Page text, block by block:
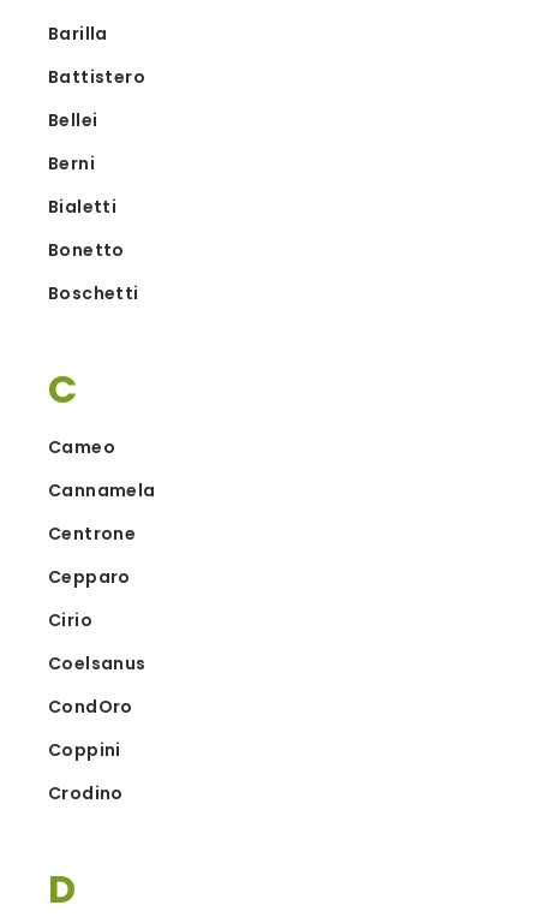
Barilla
Battistero
Bellei
Berni
Bialetti
Bonetto
Boschetti
C
Cameo
Cannamela
Centrone
Cepparo
Cirio
Coelsanus
CondOro
Coppini
Crodino
D